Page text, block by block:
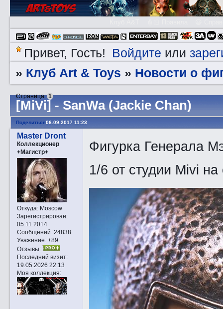
Привет, Гость! Войдите или
» Клуб Art & Toys » ­Новости о
[MiVi] - SanWa (Jackie Chan)
Страница:1
Поделиться06.09.2017 11:23
Master Dront
Коллекционер
+Магистр+
Откуда:Moscow
Зарегистрирован:
05.11.2014
Сообщений:24838
Уважение: +89
Отзывы:
Последний визит:
19.05.2026 22:13
Моя коллекция:
Фигурка Генерала
1/6 от студии Mivi